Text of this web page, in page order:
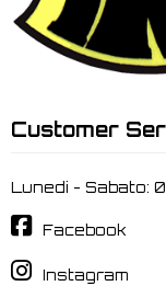
Customer
Lunedi - Sabato:
Facebook
Instagram